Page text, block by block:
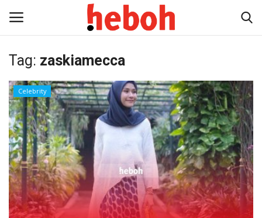
Home
Entertainment
Lifestyle
Video
News
Tag: zaskiamecca
Celebrity